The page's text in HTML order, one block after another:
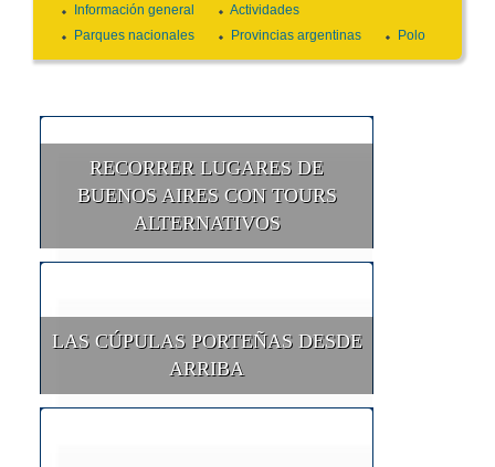
Información general
Actividades
Parques nacionales
Provincias argentinas Polo
RECORRER LUGARES DE
BUENOS AIRES CON TOURS
ALTERNATIVOS
LAS CÚPULAS PORTEÑAS DESDE
ARRIBA